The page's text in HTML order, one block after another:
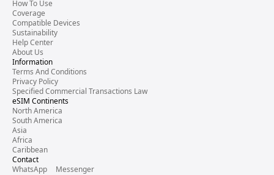
How To Use
Coverage
Compatible Devices
Sustainability
Help Center
About Us
Information
Terms And Conditions
Privacy Policy
Specified Commercial Transactions Law
eSIM Continents
North America
South America
Asia
Africa
Caribbean
Contact
WhatsApp
Messenger